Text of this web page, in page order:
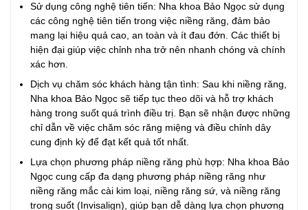
Sử dụng công nghệ tiên tiến: Nha khoa Bảo Ngọc sử dụng
các công nghệ tiên tiến trong việc niềng răng, đảm bảo
mang lại hiệu quả cao, an toàn và ít đau đớn. Các thiết bị
hiện đại giúp việc chỉnh nha trở nên nhanh chóng và chính
xác hơn.
Dịch vụ chăm sóc khách hàng tận tình: Sau khi niềng răng,
Nha khoa Bảo Ngọc sẽ tiếp tục theo dõi và hỗ trợ khách
hàng trong suốt quá trình điều trị. Bạn sẽ nhận được những
chỉ dẫn về việc chăm sóc răng miệng và điều chỉnh dây
cung định kỳ để đạt kết quả tốt nhất.
Lựa chọn phương pháp niềng răng phù hợp: Nha khoa Bảo
Ngọc cung cấp đa dạng phương pháp niềng răng như
niềng răng mắc cài kim loại, niềng răng sứ, và niềng răng
trong suốt (Invisalign), giúp bạn dễ dàng lựa chọn phương